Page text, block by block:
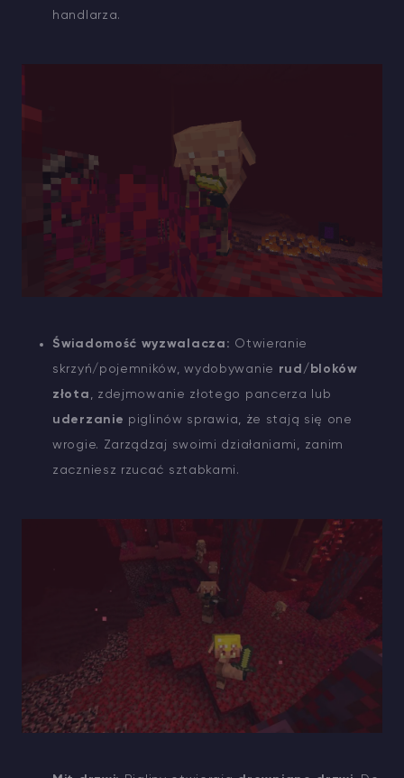
handlarza.
Świadomość wyzwalacza: Otwieranie
skrzyń/pojemników, wydobywanie rud/bloków
złota , zdejmowanie złotego pancerza lub
uderzanie piglinów sprawia, że stają się one
wrogie. Zarządzaj swoimi działaniami, zanim
zaczniesz rzucać sztabkami.